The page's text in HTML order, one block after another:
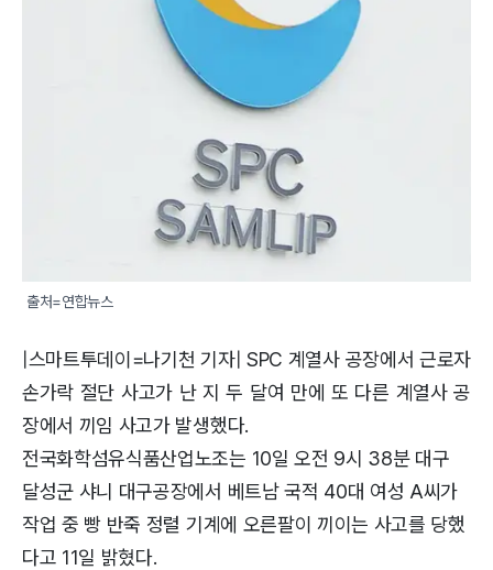
출처=연합뉴스
|스마트투데이=나기천 기자| SPC 계열사 공장에서 근로자
손가락 절단 사고가 난 지 두 달여 만에 또 다른 계열사 공
장에서 끼임 사고가 발생했다.
전국화학섬유식품산업노조는 10일 오전 9시 38분 대구
달성군 샤니 대구공장에서 베트남 국적 40대 여성 A씨가
작업 중 빵 반죽 정렬 기계에 오른팔이 끼이는 사고를 당했
다고 11일 밝혔다.